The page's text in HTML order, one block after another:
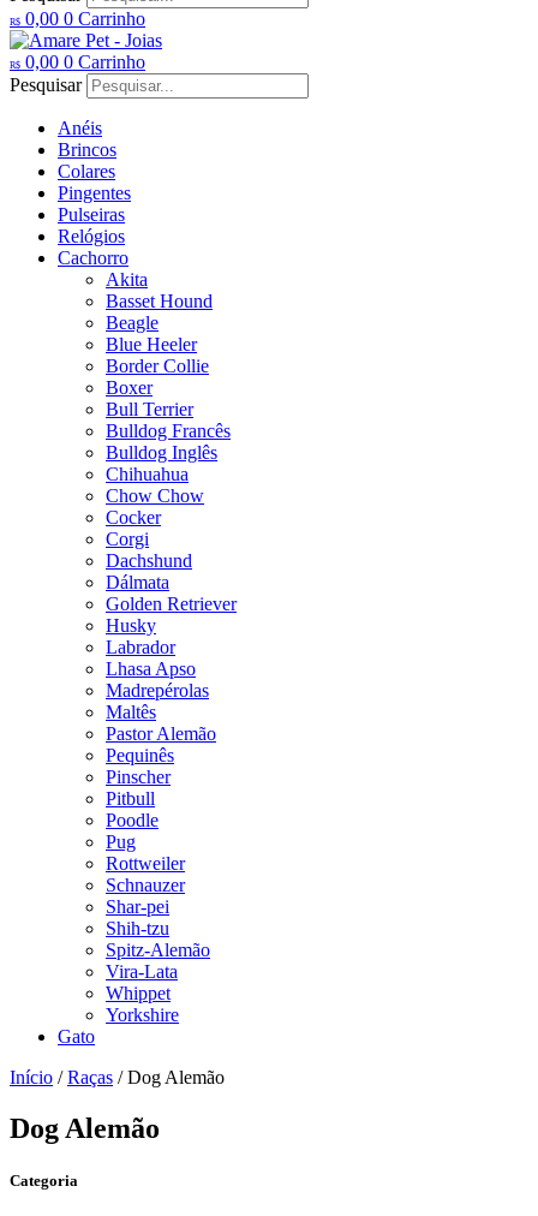
R$ 0,00 0 Carrinho
R$ 0,00 0 Carrinho
Pesquisar
Anéis
Brincos
Colares
Pingentes
Pulseiras
Relógios
Cachorro
Akita
Basset Hound
Beagle
Blue Heeler
Border Collie
Boxer
Bull Terrier
Bulldog Francês
Bulldog Inglês
Chihuahua
Chow Chow
Cocker
Corgi
Dachshund
Dálmata
Golden Retriever
Husky
Labrador
Lhasa Apso
Madrepérolas
Maltês
Pastor Alemão
Pequinês
Pinscher
Pitbull
Poodle
Pug
Rottweiler
Schnauzer
Shar-pei
Shih-tzu
Spitz-Alemão
Vira-Lata
Whippet
Yorkshire
Gato
Início /Raças / Dog Alemão
Dog Alemão
Categoria